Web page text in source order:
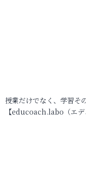
授業だけでなく、学習そ
【educoach.labo（エ